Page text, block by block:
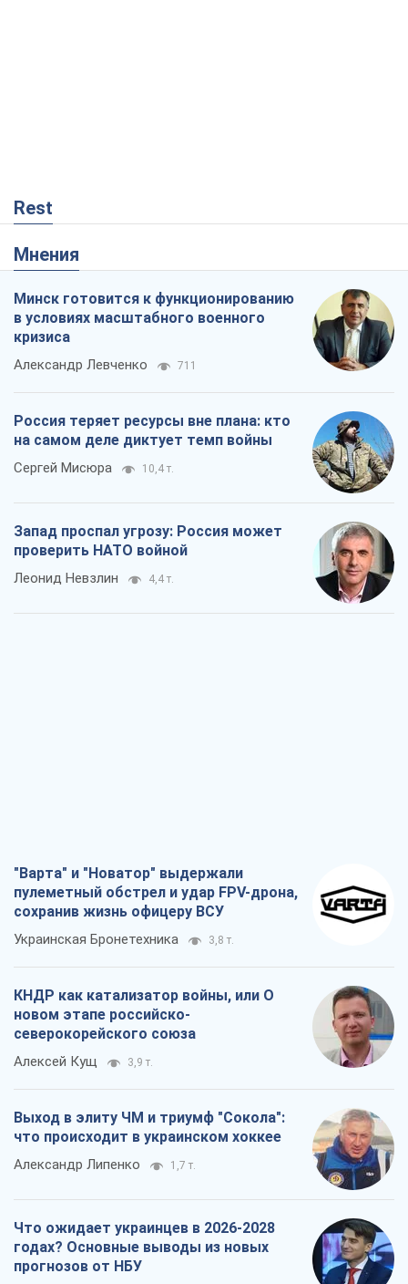
Rest
Мнения
Минск готовится к функционированию
в условиях масштабного военного
кризиса
Александр Левченко 711
Россия теряет ресурсы вне плана: кто
на самом деле диктует темп войны
Сергей Мисюра 10,4 т.
Запад проспал угрозу: Россия может
проверить НАТО войной
Леонид Невзлин 4,4 т.
"Варта" и "Новатор" выдержали
пулеметный обстрел и удар FPV-дрона,
сохранив жизнь офицеру ВСУ
Украинская Бронетехника 3,8 т.
КНДР как катализатор войны, или О
новом этапе российско-
северокорейского союза
Алексей Кущ 3,9 т.
Выход в элиту ЧМ и триумф "Сокола":
что происходит в украинском хоккее
Александр Липенко 1,7 т.
Что ожидает украинцев в 2026-2028
годах? Основные выводы из новых
прогнозов от НБУ